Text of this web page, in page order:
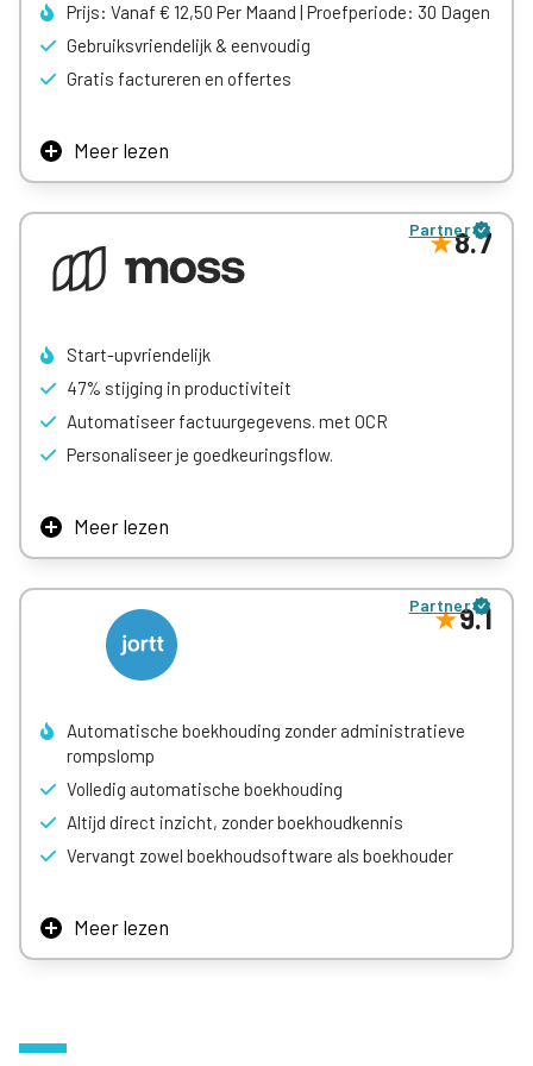
Prijs: Vanaf € 12,50 Per Maand | Proefperiode: 30 Dagen
Gebruiksvriendelijk & eenvoudig
Gratis factureren en offertes
Meer lezen
De pakketten zijn overzichtelijk, gemiddeld geprijsd, en
uitermate geschikt voor zzp’ers die hun boekhouding
samen met een boekhouder beheren. Je boekhouder kent
dit programma ongetwijfeld als zijn broekzak!
Partner8.7
Start-upvriendelijk
47% stijging in productiviteit
Automatiseer factuurgegevens. met OCR
Personaliseer je goedkeuringsflow.
Meer lezen
Stroomlijn je workflows, houd je boekhouding op orde en
sluit de maand op tijd af – elke keer weer. Gewoon door
Moss te verbinden met de systemen en tools die je al
gebruikt.
Partner9.1
Automatische boekhouding zonder administratieve
rompslomp
Volledig automatische boekhouding
Altijd direct inzicht, zonder boekhoudkennis
Vervangt zowel boekhoudsoftware als boekhouder
Meer lezen
Jortt vervangt je traditionele boekhoudprogramma en de